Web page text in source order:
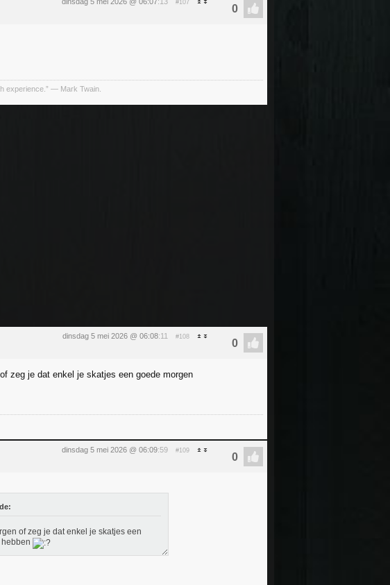
#107
experience.” ― Mark Twain.
dinsdag 5 mei 2026 @ 06:08:11 #108
zeg je dat enkel je skatjes een goede morgen
dinsdag 5 mei 2026 @ 06:09:59 #109
of zeg je dat enkel je skatjes een